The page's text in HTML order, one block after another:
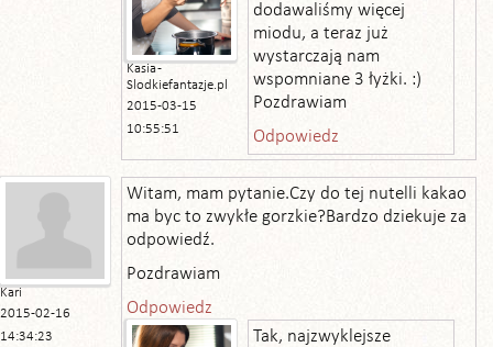
Kasia -
Slodkiefantazje.pl
2015-03-15
10:55:51
dodawaliśmy więcej
miodu, a teraz już
wystarczają nam
wspomniane 3 łyżki. :)
Pozdrawiam
Odpowiedz
Kari
2015-02-16
14:34:23
Witam, mam pytanie.Czy do tej nutelli kakao
ma byc to zwykłe gorzkie?Bardzo dziekuje za
odpowiedź.
Pozdrawiam
Odpowiedz
Tak, najzwyklejsze